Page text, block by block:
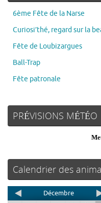
6ème Fête de la Narse
Curiosi’thé, regard sur la
Fête de Loubizargues
Ball-Trap
Fête patronale
PRÉVISIONS MÉTÉO
Calendrier des
Décembre